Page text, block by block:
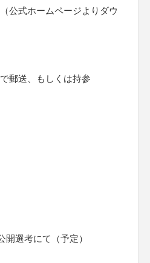
公式ホームページよりダウ
郵送、もしくは持参
開選考にて（予定）